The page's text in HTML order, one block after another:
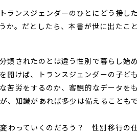
ランスジェンダーのひとにどう接し
か。だとしたら、本書が世に出たこ
類されたのとは違う性別で暮らし始
けば、トランスジェンダーの子ど
苦労をするのか、客観的なデータを
、知識があれば多少は備えることも
わっていくのだろう？ 性別移行の